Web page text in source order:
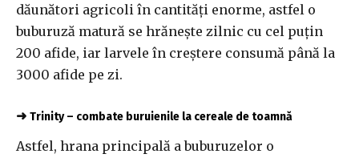
dăunători agricoli în cantități enorme, astfel o
buburuză matură se hrănește zilnic cu cel puțin
200 afide, iar larvele în creștere consumă până la
3000 afide pe zi.
➜ Trinity – combate buruienile la cereale de toamnă
Astfel, hrana principală a buburuzelor o